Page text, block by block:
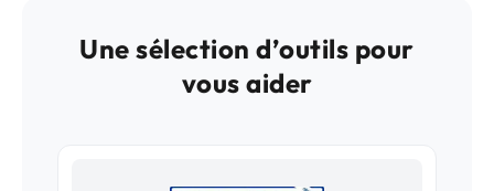
Une sélection d’outils pour
vous aider